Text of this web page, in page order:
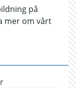
på
mer om vårt